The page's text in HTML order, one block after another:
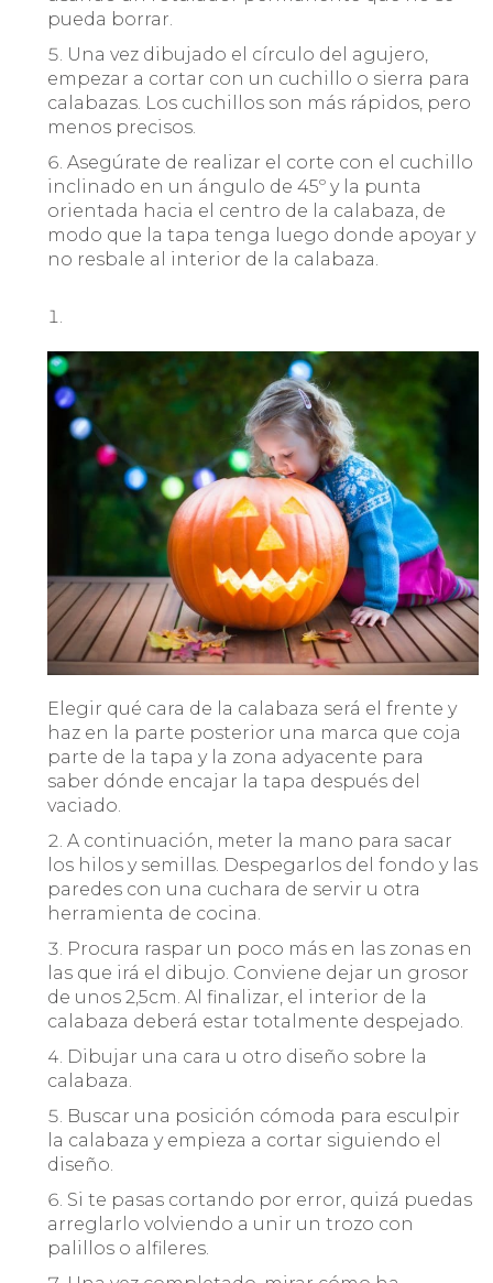
pueda borrar.
Una vez dibujado el círculo del agujero,
empezar a cortar con un cuchillo o sierra para
calabazas. Los cuchillos son más rápidos, pero
menos precisos.
Asegúrate de realizar el corte con el cuchillo
inclinado en un ángulo de 45º y la punta
orientada hacia el centro de la calabaza, de
modo que la tapa tenga luego donde apoyar y
no resbale al interior de la calabaza.
Elegir qué cara de la calabaza será el frente y
haz en la parte posterior una marca que coja
parte de la tapa y la zona adyacente para
saber dónde encajar la tapa después del
vaciado.
A continuación, meter la mano para sacar
los hilos y semillas. Despegarlos del fondo y las
paredes con una cuchara de servir u otra
herramienta de cocina.
Procura raspar un poco más en las zonas en
las que irá el dibujo. Conviene dejar un grosor
de unos 2,5cm. Al finalizar, el interior de la
calabaza deberá estar totalmente despejado.
Dibujar una cara u otro diseño sobre la
calabaza.
Buscar una posición cómoda para esculpir
la calabaza y empieza a cortar siguiendo el
diseño.
Si te pasas cortando por error, quizá puedas
arreglarlo volviendo a unir un trozo con
palillos o alfileres.